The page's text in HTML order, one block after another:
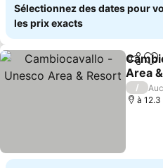
Sélectionnez des dates pour
les prix exacts
Area
/
à